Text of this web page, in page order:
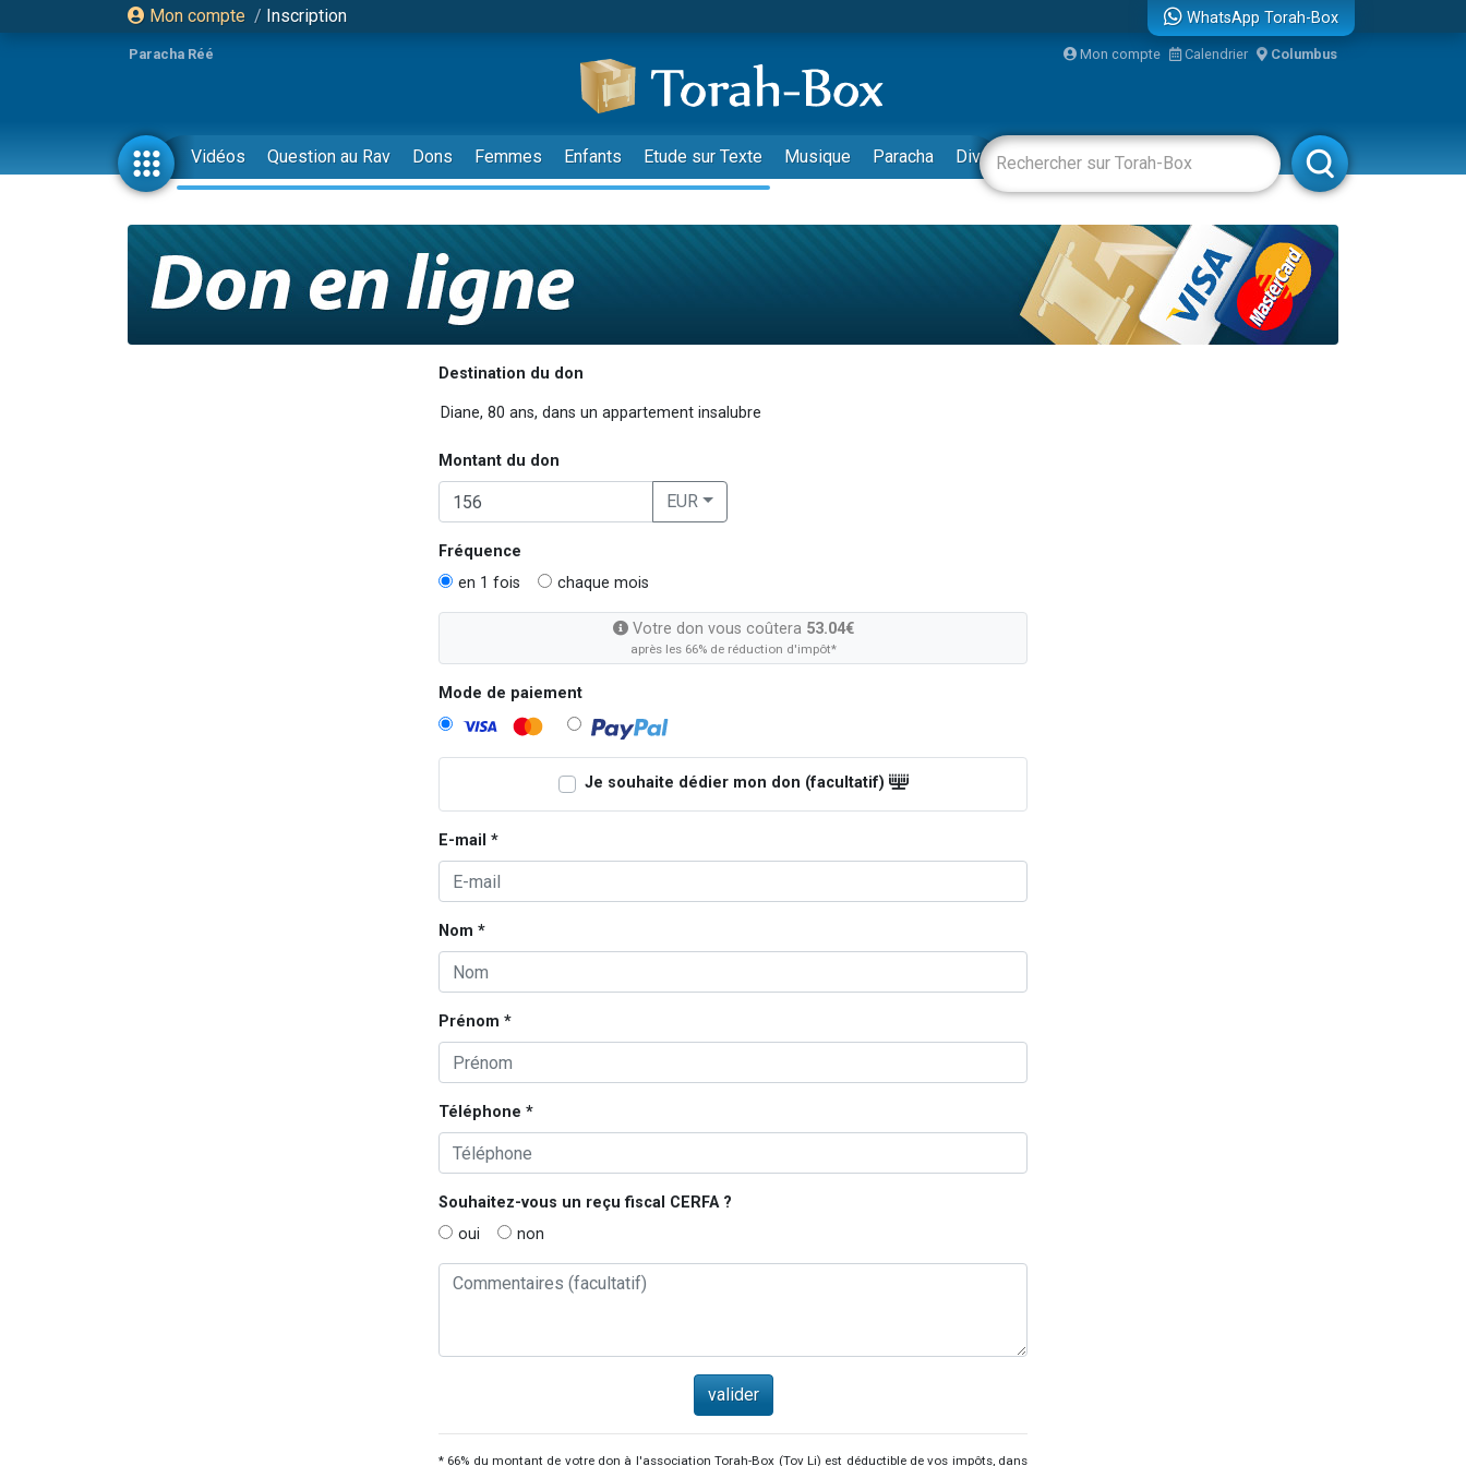
Mon compte / Inscription WhatsApp Torah-Box
Paracha Réé Mon compte Calendrier Columbus
Vidéos Question au Rav Dons Femmes Enfants Etude sur Texte Musique Paracha Divertissements Livres Rabbanim
Destination du don
Montant du don
EUR
Fréquence
en 1 fois
chaque mois
Votre don vous coûtera 53.04€
après les 66% de réduction d'impôt*
Mode de paiement
Je souhaite dédier mon don (facultatif)
E-mail *
Nom *
Prénom *
Téléphone *
Souhaitez-vous un reçu fiscal CERFA?
oui
non
* 66% du montant de votre don à l'association Torah-Box (Tov Li) est déductible de vos impôts, dans